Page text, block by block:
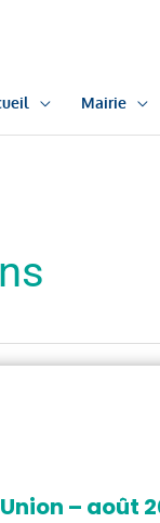
Mairie
– août